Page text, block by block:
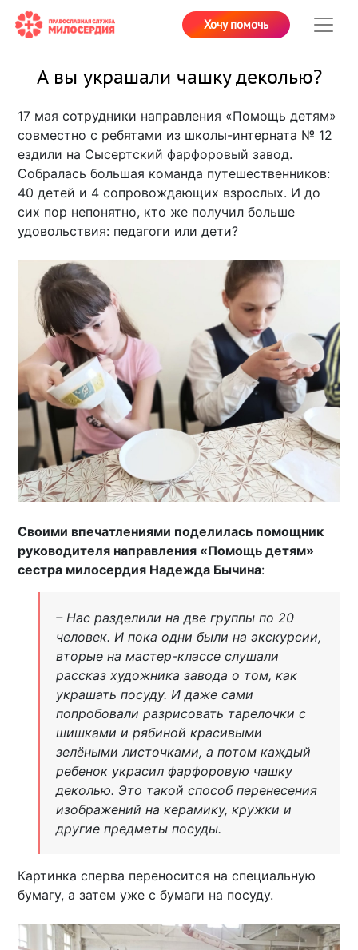
Хочу помочь
А вы украшали чашку деколью?
17 мая сотрудники направления «Помощь детям»
совместно с ребятами из школы-интерната № 12
ездили на Сысертский фарфоровый завод.
Собралась большая команда путешественников:
40 детей и 4 сопровождающих взрослых. И до
сих пор непонятно, кто же получил больше
удовольствия: педагоги или дети?
Своими впечатлениями поделилась помощник
руководителя направления «Помощь детям»
сестра милосердия Надежда Бычина:
– Нас разделили на две группы по 20
человек. И пока одни были на экскурсии,
вторые на мастер-классе слушали
рассказ художника завода о том, как
украшать посуду. И даже сами
попробовали разрисовать тарелочки с
шишками и рябиной красивыми
зелёными листочками, а потом каждый
ребенок украсил фарфоровую чашку
деколью. Это такой способ перенесения
изображений на керамику, кружки и
другие предметы посуды.
Картинка сперва переносится на специальную
бумагу, а затем уже с бумаги на посуду.